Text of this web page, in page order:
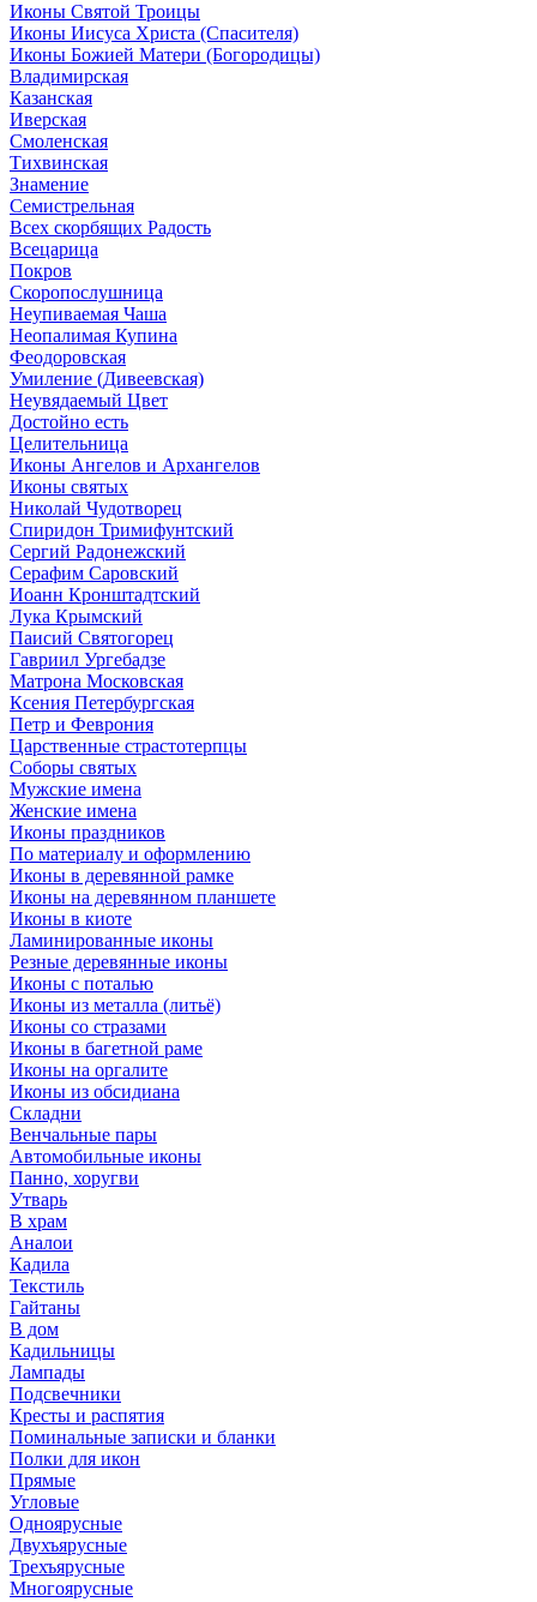
Иконы Святой Троицы
Иконы Иисуса Христа (Спасителя)
Иконы Божией Матери (Богородицы)
Владимирская
Казанская
Иверская
Смоленская
Тихвинская
Знамение
Семистрельная
Всех скорбящих Радость
Всецарица
Покров
Скоропослушница
Неупиваемая Чаша
Неопалимая Купина
Феодоровская
Умиление (Дивеевская)
Неувядаемый Цвет
Достойно есть
Целительница
Иконы Ангелов и Архангелов
Иконы святых
Николай Чудотворец
Спиридон Тримифунтский
Сергий Радонежский
Серафим Саровский
Иоанн Кронштадтский
Лука Крымский
Паисий Святогорец
Гавриил Ургебадзе
Матрона Московская
Ксения Петербургская
Петр и Феврония
Царственные страстотерпцы
Соборы святых
Мужские имена
Женские имена
Иконы праздников
По материалу и оформлению
Иконы в деревянной рамке
Иконы на деревянном планшете
Иконы в киоте
Ламинированные иконы
Резные деревянные иконы
Иконы с поталью
Иконы из металла (литьё)
Иконы со стразами
Иконы в багетной раме
Иконы на оргалите
Иконы из обсидиана
Складни
Венчальные пары
Автомобильные иконы
Панно, хоругви
Утварь
В храм
Аналои
Кадила
Текстиль
Гайтаны
В дом
Кадильницы
Лампады
Подсвечники
Кресты и распятия
Поминальные записки и бланки
Полки для икон
Прямые
Угловые
Одноярусные
Двухъярусные
Трехъярусные
Многоярусные